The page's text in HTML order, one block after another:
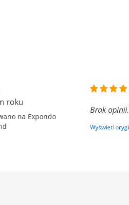
roku
na Expondo
Brak opinii.
Wyświetl